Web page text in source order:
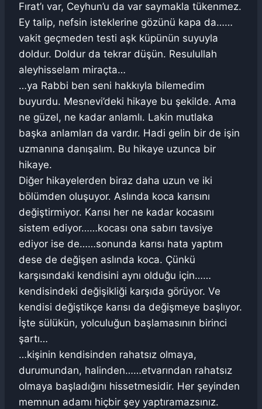
Fırat’ı var, Ceyhun’u da var saymakla tükenmez.
Ey talip, nefsin isteklerine gözünü kapa da……
vakit geçmeden testi aşk küpünün suyuyla
doldur. Doldur da tekrar düşün. Resulullah
aleyhisselam miraçta…
…ya Rabbi ben seni hakkıyla bilemedim
buyurdu. Mesnevi’deki hikaye bu şekilde. Ama
ne güzel, ne kadar anlamlı. Lakin mutlaka
başka anlamları da vardır. Hadi gelin bir de işin
uzmanına danışalım. Bu hikaye uzunca bir
hikaye.
Diğer hikayelerden biraz daha uzun ve iki
bölümden oluşuyor. Aslında koca karısını
değiştirmiyor. Karısı her ne kadar kocasını
sistem ediyor……kocası ona sabırı tavsiye
ediyor ise de……sonunda karısı hata yaptım
dese de değişen aslında koca. Çünkü
karşısındaki kendisini aynı olduğu için……
kendisindeki değişikliği karşıda görüyor. Ve
kendisi değiştikçe karısı da değişmeye başlıyor.
İşte sülükün, yolculuğun başlamasının birinci
şartı…
…kişinin kendisinden rahatsız olmaya,
durumundan, halinden……etvarından rahatsız
olmaya başladığını hissetmesidir. Her şeyinden
memnun adamı hiçbir şey yaptıramazsınız.